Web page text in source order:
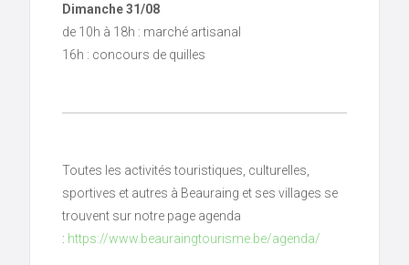
Dimanche 31/08
de 10h à 18h : marché artisanal
16h : concours de quilles
Toutes les activités touristiques, culturelles,
sportives et autres à Beauraing et ses villages se
trouvent sur notre page agenda
: https://www.beauraingtourisme.be/agenda/